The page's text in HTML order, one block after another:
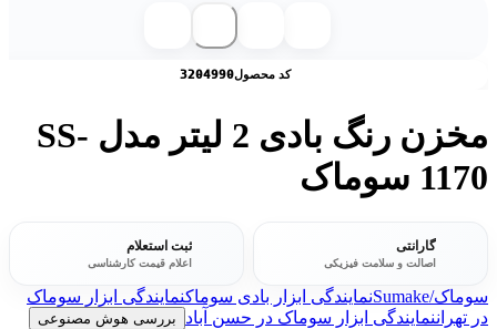
کد محصول3204990
مخزن رنگ بادی 2 لیتر مدل SS-
1170 سوماک
گارانتی
اصالت و سلامت فیزیکی
ثبت استعلام
اعلام قیمت کارشناسی
سوماک/Sumake نمایندگی ابزار بادی سوماکنمایندگی ابزار سوماک
در تهراننمایندگی ابزار سوماک در حسن آباد بررسی هوش مصنوعی